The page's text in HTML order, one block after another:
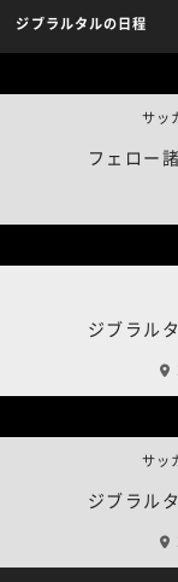
ジブラルタルの日程
フェロー
サ
ジブラル
ジブラル
サ